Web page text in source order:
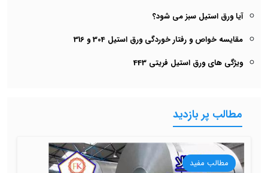
آیا ورق استیل سبز می شود؟
مقایسه خواص و رفتار خوردگی ورق استیل 304 و 316
ویژگی های ورق استیل فریتی 443
مطالب پر بازدید
مطالب مفید